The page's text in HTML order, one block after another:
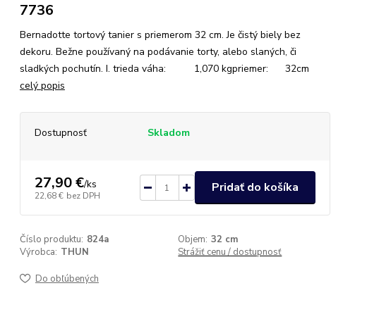
7736
Bernadotte tortový tanier s priemerom 32 cm. Je čistý biely bez
dekoru. Bežne používaný na podávanie torty, alebo slaných, či
sladkých pochutín. I. trieda váha: 1,070 kgpriemer: 32cm
celý popis
Dostupnosť Skladom
27,90 €/ks
22,68 € bez DPH
Pridať do košíka
Číslo produktu: 824a Objem: 32 cm
Výrobca: THUN Strážiť cenu / dostupnosť
Do obľúbených